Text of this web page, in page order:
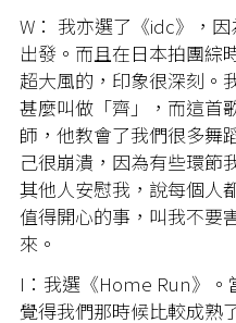
W： 我亦選了《idc》，
出發。而且在日本拍團綜
超大風的，印象很深刻。
甚麼叫做「齊」，而這首
師，他教會了我們很多舞
己很崩潰，因為有些環節
其他人安慰我，說每個人
值得開心的事，叫我不要
來。
I：我選《Home Run》
覺得我們那時候比較成熟